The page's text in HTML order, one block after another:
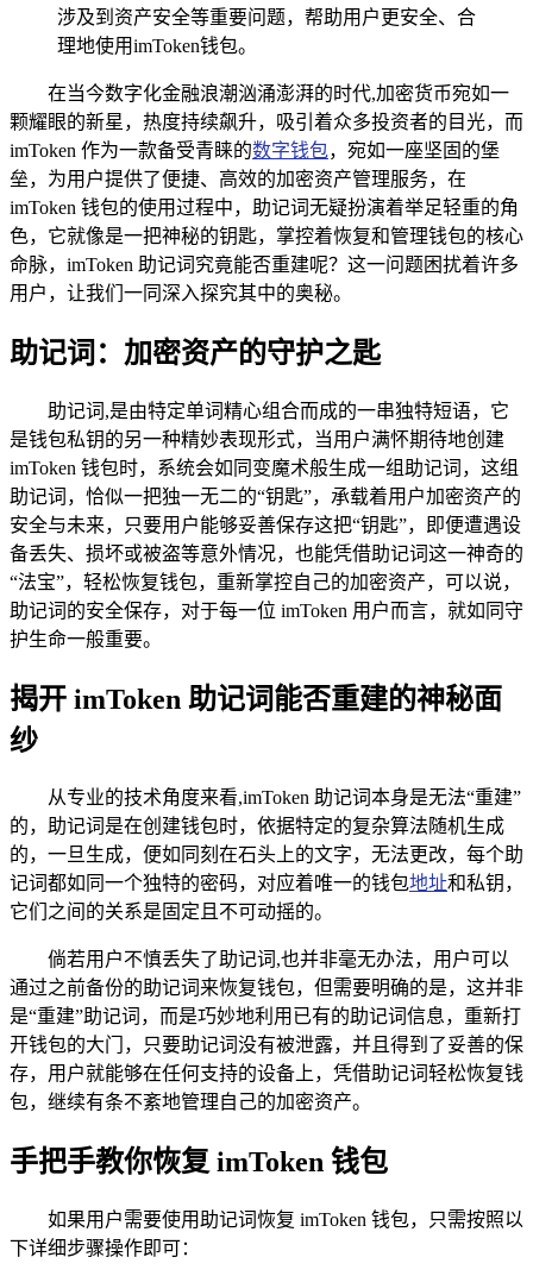
涉及到资产安全等重要问题，帮助用户更安全、合
理地使用imToken钱包。
在当今数字化金融浪潮汹涌澎湃的时代,加密货币宛如一
颗耀眼的新星，热度持续飙升，吸引着众多投资者的目光，而
imToken 作为一款备受青睐的数字钱包，宛如一座坚固的堡
垒，为用户提供了便捷、高效的加密资产管理服务，在
imToken 钱包的使用过程中，助记词无疑扮演着举足轻重的角
色，它就像是一把神秘的钥匙，掌控着恢复和管理钱包的核心
命脉，imToken 助记词究竟能否重建呢？这一问题困扰着许多
用户，让我们一同深入探究其中的奥秘。
助记词：加密资产的守护之匙
助记词,是由特定单词精心组合而成的一串独特短语，它
是钱包私钥的另一种精妙表现形式，当用户满怀期待地创建
imToken 钱包时，系统会如同变魔术般生成一组助记词，这组
助记词，恰似一把独一无二的“钥匙”，承载着用户加密资产的
安全与未来，只要用户能够妥善保存这把“钥匙”，即便遭遇设
备丢失、损坏或被盗等意外情况，也能凭借助记词这一神奇的
“法宝”，轻松恢复钱包，重新掌控自己的加密资产，可以说，
助记词的安全保存，对于每一位 imToken 用户而言，就如同守
护生命一般重要。
揭开 imToken 助记词能否重建的神秘面
纱
从专业的技术角度来看,imToken 助记词本身是无法“重建”
的，助记词是在创建钱包时，依据特定的复杂算法随机生成
的，一旦生成，便如同刻在石头上的文字，无法更改，每个助
记词都如同一个独特的密码，对应着唯一的钱包地址和私钥，
它们之间的关系是固定且不可动摇的。
倘若用户不慎丢失了助记词,也并非毫无办法，用户可以
通过之前备份的助记词来恢复钱包，但需要明确的是，这并非
是“重建”助记词，而是巧妙地利用已有的助记词信息，重新打
开钱包的大门，只要助记词没有被泄露，并且得到了妥善的保
存，用户就能够在任何支持的设备上，凭借助记词轻松恢复钱
包，继续有条不紊地管理自己的加密资产。
手把手教你恢复 imToken 钱包
如果用户需要使用助记词恢复 imToken 钱包，只需按照以
下详细步骤操作即可：